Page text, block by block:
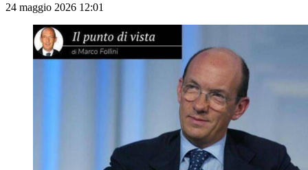
24 maggio 2026 12:01